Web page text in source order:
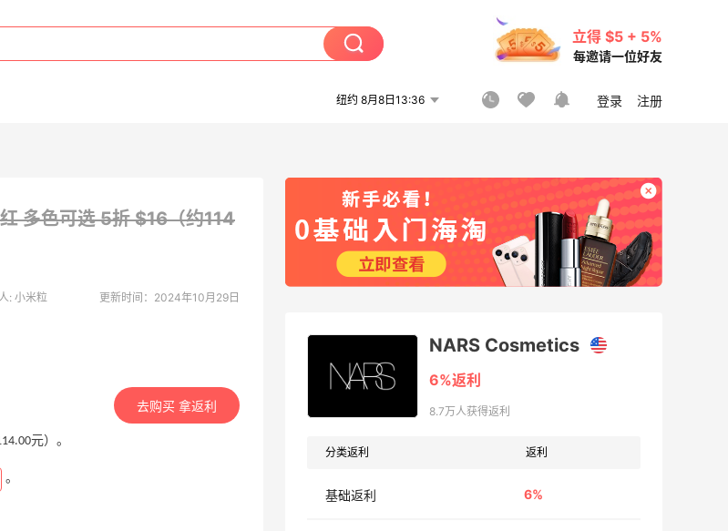
立得 $5 + 5%
每邀请一位好友
纽约 8月8日13:36 登录 注册
多色可选5折 $16（约114
: 小米粒 更新时间：2024年10月29日
去购买 拿返利
元）。
。
NARS Cosmetics
6%返利
8.7万人获得返利
分类返利 返利
基础返利 6%